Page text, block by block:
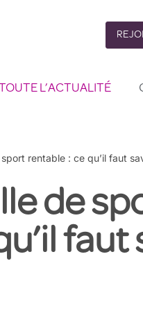
TOUTE L’ACTUALITÉ
rentable : ce qu’il faut
de
faut